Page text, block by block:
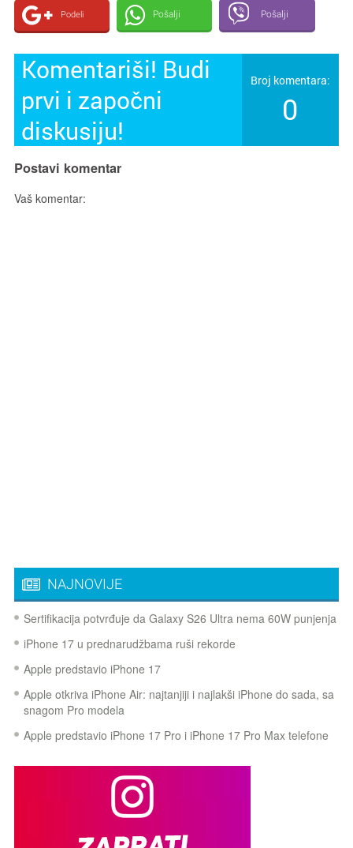
Podeli Pošalji Pošalji
Komentariši! Budi
prvi i započni
diskusiju!
Broj komentara:
0
Postavi komentar
Vaš komentar:
NAJNOVIJE
Sertifikacija potvrđuje da Galaxy S26 Ultra nema 60W punjenja
iPhone 17 u prednarudžbama ruši rekorde
Apple predstavio iPhone 17
Apple otkriva iPhone Air: najtanjiji i najlakši iPhone do sada, sa
snagom Pro modela
Apple predstavio iPhone 17 Pro i iPhone 17 Pro Max telefone